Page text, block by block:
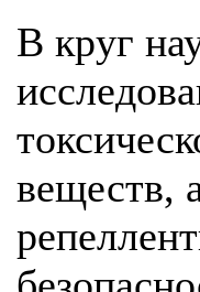
В круг
веществ,